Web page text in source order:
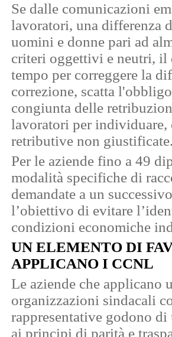
Se dalle comunicazioni
lavoratori, una differenza
uomini e donne pari ad
criteri oggettivi e neutri, il
tempo per correggere la
correzione, scatta
congiunta delle
lavoratori per individuare,
retributive non
Per le aziende fino a 49
modalità specifiche di
demandate a un
l’obiettivo di evitare
condizioni economiche
UN ELEMENTO DI
APPLICANO I CCNL
Le aziende che applicano
organizzazioni sindacali
rappresentative godono
ai principi di parità e